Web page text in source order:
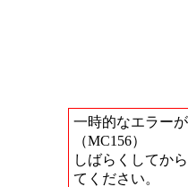
一時的なエラー
（MC156）
しばらくしてか
てください。